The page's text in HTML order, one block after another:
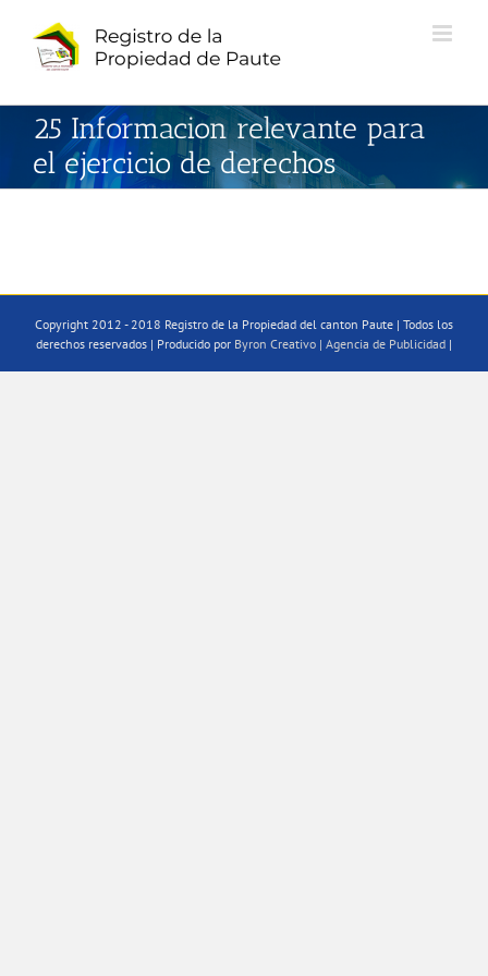
contenido
25 Informacion relevante para
el ejercicio de derechos
Copyright 2012 - 2018 Registro de la Propiedad del canton Paute | Todos los
derechos reservados | Producido por Byron Creativo | Agencia de Publicidad |